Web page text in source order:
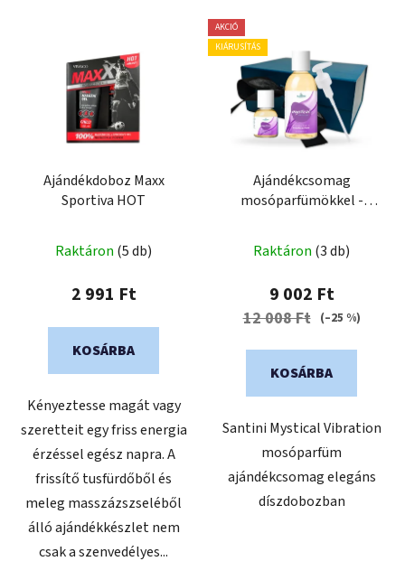
Ajándékdoboz Maxx
Sportiva HOT
Raktáron (5 db)
2 991 Ft
KOSÁRBA
Kényeztesse magát vagy
szeretteit egy friss energia
érzéssel egész napra. A
frissítő tusfürdőből és
meleg masszázszseléből
álló ajándékkészlet nem
csak a szenvedélyes...
AKCIÓ
KIÁRUSÍTÁS
Ajándékcsomag
mosóparfümökkel -
Raktáron (3 db)
9 002 Ft
12 008 Ft (–25 %)
KOSÁRBA
Santini Mystical Vibration
mosóparfüm
ajándékcsomag elegáns
díszdobozban